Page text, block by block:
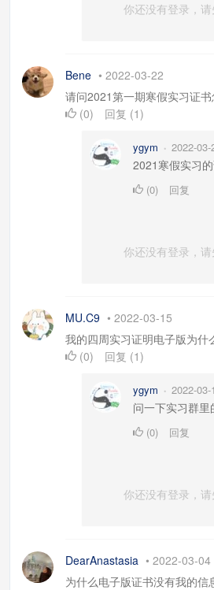
你还没有登录，
Bene • 2022-03-22
请问2021第一期寒假实习证
(0) 回复 (1)
ygym • 2022-03-
2021寒假实习
(0) 回复
你还没有登录，
MU.C9 • 2022-03-15
我的四周实习证明电子版为什
(0) 回复 (1)
ygym • 2022-03-
问一下实习群里
(0) 回复
你还没有登录，
DearAnastasia • 2022-03-04
为什么电子版证书没有我的信